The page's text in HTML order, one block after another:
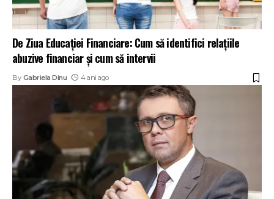
De Ziua Educației Financiare: Cum să identifici relațiile
abuzive financiar și cum să intervii
By Gabriela Dinu 4 ani ago